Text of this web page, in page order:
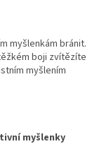
myšlenkám bránit.
boji zvítězíte
myšlením
myšlenky